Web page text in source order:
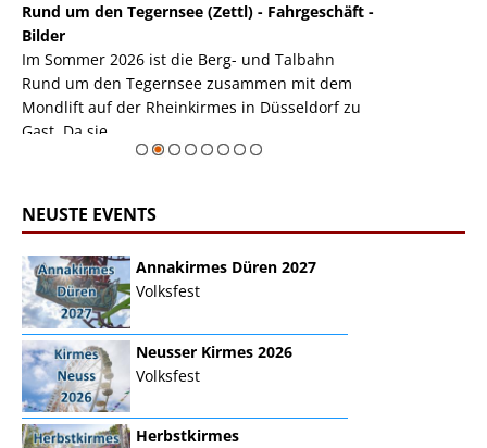
Rund um den Tegernsee (Zettl) - Fahrgeschäft -
Bilder
Im Sommer 2026 ist die Berg- und Talbahn
Rund um den Tegernsee zusammen mit dem
Mondlift auf der Rheinkirmes in Düsseldorf zu
Gast. Da sie ...
NEUSTE EVENTS
Annakirmes Düren 2027
Volksfest
Neusser Kirmes 2026
Volksfest
Herbstkirmes